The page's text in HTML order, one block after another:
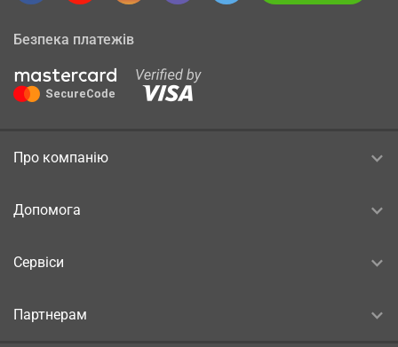
Безпека платежів
Про компанію
Допомога
Сервіси
Партнерам